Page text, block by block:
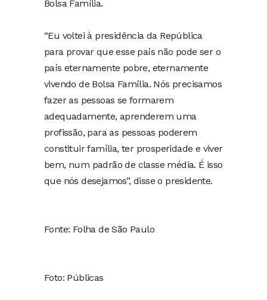
Bolsa Família.
“Eu voltei à presidência da República
para provar que esse país não pode ser o
país eternamente pobre, eternamente
vivendo de Bolsa Família. Nós precisamos
fazer as pessoas se formarem
adequadamente, aprenderem uma
profissão, para as pessoas poderem
constituir família, ter prosperidade e viver
bem, num padrão de classe média. É isso
que nós desejamos”, disse o presidente.
Fonte: Folha de São Paulo
Foto: Públicas